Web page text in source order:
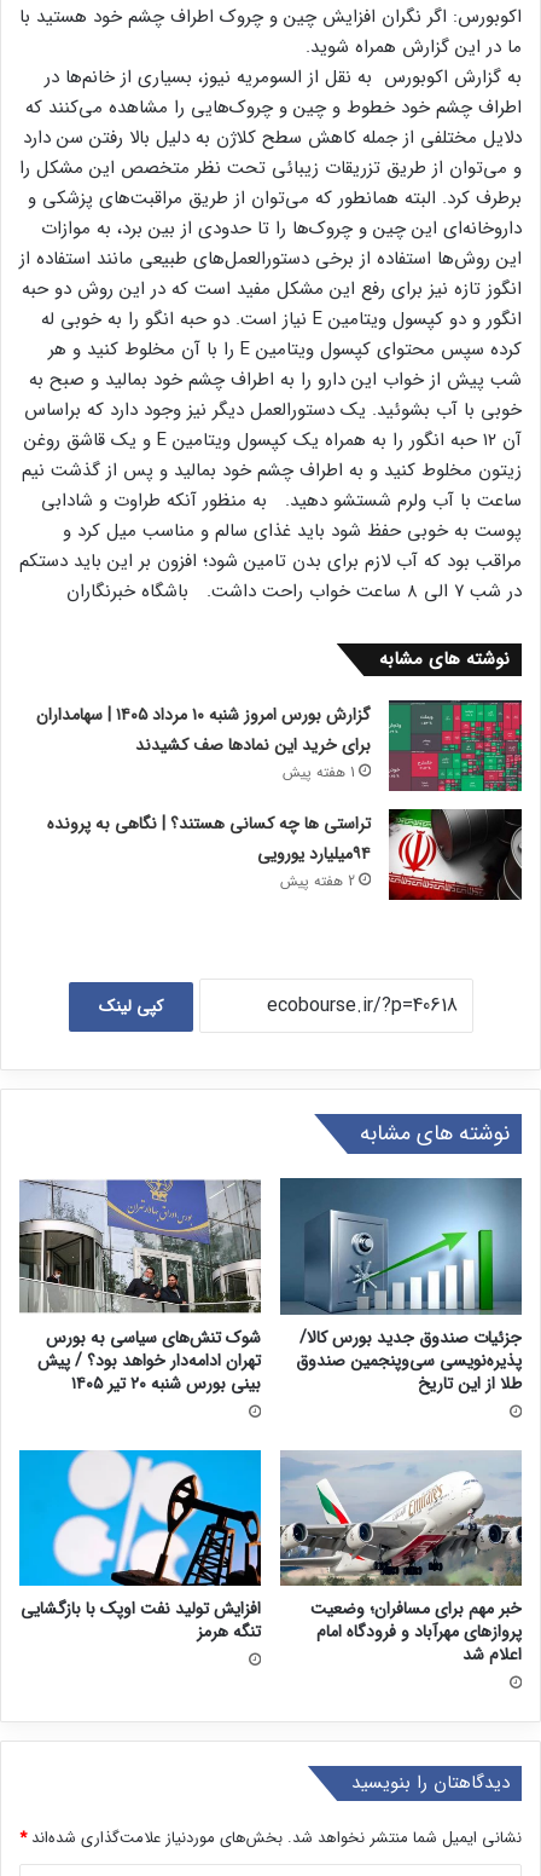
اکوبورس: اگر نگران افزایش چین و چروک اطراف چشم خود هستید با
ما در این گزارش همراه شوید.
به گزارش اکوبورس به نقل از السومریه نیوز، بسیاری از خانم‌ها در
اطراف چشم خود خطوط و چین و چروک‌هایی را مشاهده می‌کنند که
دلایل مختلفی از جمله کاهش سطح کلاژن به دلیل بالا رفتن سن دارد
و می‌توان از طریق تزریقات زیبائی تحت نظر متخصص این مشکل را
برطرف کرد. البته همانطور که می‌توان از طریق مراقبت‌های پزشکی و
داروخانه‌ای این چین و چروک‌ها را تا حدودی از بین برد، به موازات
این روش‌ها استفاده از برخی دستورالعمل‌های طبیعی مانند استفاده از
انگوز تازه نیز برای رفع این مشکل مفید است که در این روش دو حبه
انگور و دو کپسول ویتامین ‌E نیاز است. دو حبه انگو را به خوبی له
کرده سپس محتوای کپسول ویتامین E را با آن مخلوط کنید و هر
شب پیش از خواب این دارو را به اطراف چشم خود بمالید و صبح به
خوبی با آب بشوئید. یک دستورالعمل دیگر نیز وجود دارد که براساس
آن ۱۲ حبه انگور را به همراه یک کپسول ویتامین‌ E و یک قاشق روغن
زیتون مخلوط کنید و به اطراف چشم خود بمالید و پس از گذشت نیم
ساعت با آب ولرم شستشو دهید. به منظور آنکه طراوت و شادابی
پوست به خوبی حفظ شود باید غذای سالم و مناسب میل کرد و
مراقب بود که آب لازم برای بدن تامین شود؛ افزون بر این باید دستکم
در شب ۷ الی ۸ ساعت خواب راحت داشت. باشگاه خبرنگاران
نوشته های مشابه
گزارش بورس امروز شنبه ۱۰ مرداد ۱۴۰۵ | سهامداران
برای خرید این نمادها صف کشیدند
1 هفته پیش
تراستی ها چه کسانی هستند؟ | نگاهی به پرونده
۹۴میلیارد یورویی
2 هفته پیش
کپی لینک
نوشته های مشابه
جزئیات صندوق جدید بورس کالا/
پذیره‌نویسی سی‌وپنجمین صندوق
طلا از این تاریخ
شوک تنش‌های سیاسی به بورس
تهران ادامه‌دار خواهد بود؟ / پیش
بینی بورس شنبه ۲۰ تیر ۱۴۰۵
خبر مهم برای مسافران؛ وضعیت
پروازهای مهرآباد و فرودگاه امام
اعلام شد
افزایش تولید نفت اوپک با بازگشایی
تنگه هرمز
دیدگاهتان را بنویسید
نشانی ایمیل شما منتشر نخواهد شد. بخش‌های موردنیاز علامت‌گذاری شده‌اند*